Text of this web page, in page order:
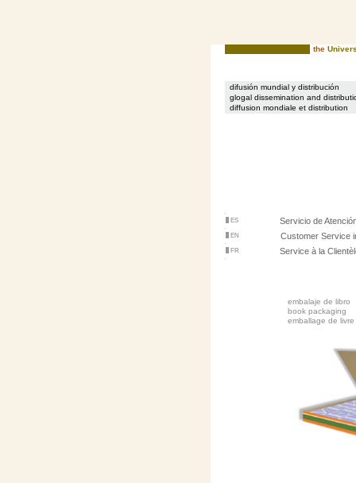
the
difusión mundial y distribución
glogal dissemination and
diffusion mondiale et distribution
ES Servicio de
EN Customer Service
FR Service à la
embalaje de libro
book packaging
emballage de livre